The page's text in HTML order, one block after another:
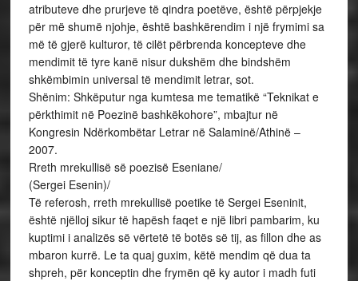
atributeve dhe prurjeve të qindra poetëve, është përpjekje
për më shumë njohje, është bashkërendim i një frymimi sa
më të gjerë kulturor, të cilët përbrenda koncepteve dhe
mendimit të tyre kanë nisur dukshëm dhe bindshëm
shkëmbimin universal të mendimit letrar, sot.
Shënim: Shkëputur nga kumtesa me tematikë “Teknikat e
përkthimit në Poezinë bashkëkohore”, mbajtur në
Kongresin Ndërkombëtar Letrar në Salaminë/Athinë –
2007.
Rreth mrekullisë së poezisë Eseniane/
(Sergei Esenin)/
Të referosh, rreth mrekullisë poetike të Sergei Eseninit,
është njëlloj sikur të hapësh faqet e një libri pambarim, ku
kuptimi i analizës së vërtetë të botës së tij, as fillon dhe as
mbaron kurrë. Le ta quaj guxim, këtë mendim që dua ta
shpreh, për konceptin dhe frymën që ky autor i madh futi